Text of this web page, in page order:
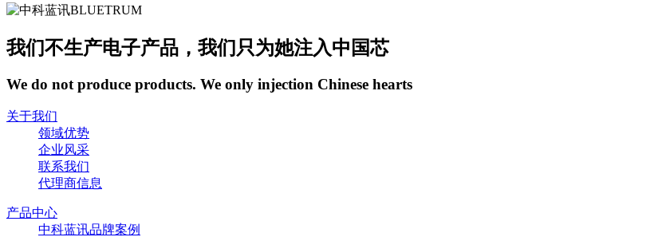
我们不生产电子产品，我们只为她注入中国芯
We do not produce products. We only injection Chinese hearts
关于我们
领域优势
企业风采
联系我们
代理商信息
产品中心
中科蓝讯品牌案例